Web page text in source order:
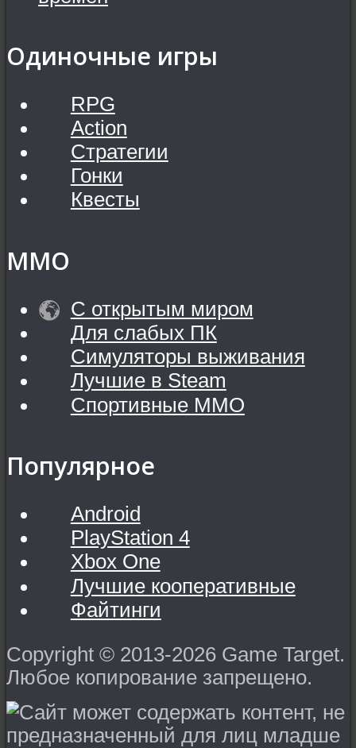
Одиночные игры
RPG
Action
Стратегии
Гонки
Квесты
MMO
С открытым миром
Для слабых ПК
Симуляторы выживания
Лучшие в Steam
Спортивные MMO
Популярное
Android
PlayStation 4
Xbox One
Лучшие кооперативные
Файтинги
Copyright © 2013-2026 Game Target.
Любое копирование запрещено.